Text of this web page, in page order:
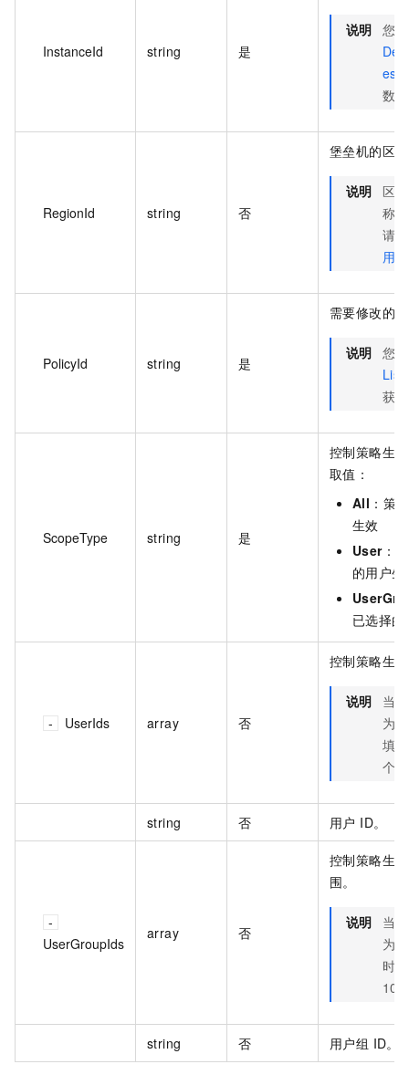
InstanceId string 是
说明 您
es
数。
RegionId string 否
堡垒机的区
说明
区
称
请
用区
PolicyId string 是
需要修改的
说明 您
获
ScopeType string 是
控制策略生
取值：
All ：策
生效
User：
的用户生
已选择
UserIds array 否
控制策略生
说明
当
为
填
个。
string 否 用户 ID。
UserGroupIds
array 否
控制策略生
围。
说明
当
为
时
100
string 否 用户组 ID。